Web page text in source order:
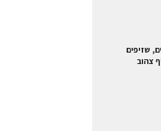
שזיפים
צהוב